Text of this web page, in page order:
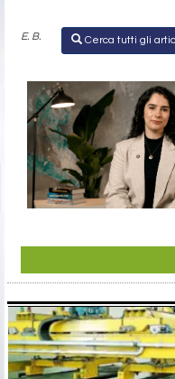
E. B. Cerca tutti gli